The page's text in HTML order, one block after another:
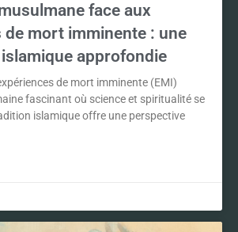
face aux
de mort imminente : une
approfondie
de mort imminente (EMI)
fascinant où science et spiritualité se
islamique offre une perspective